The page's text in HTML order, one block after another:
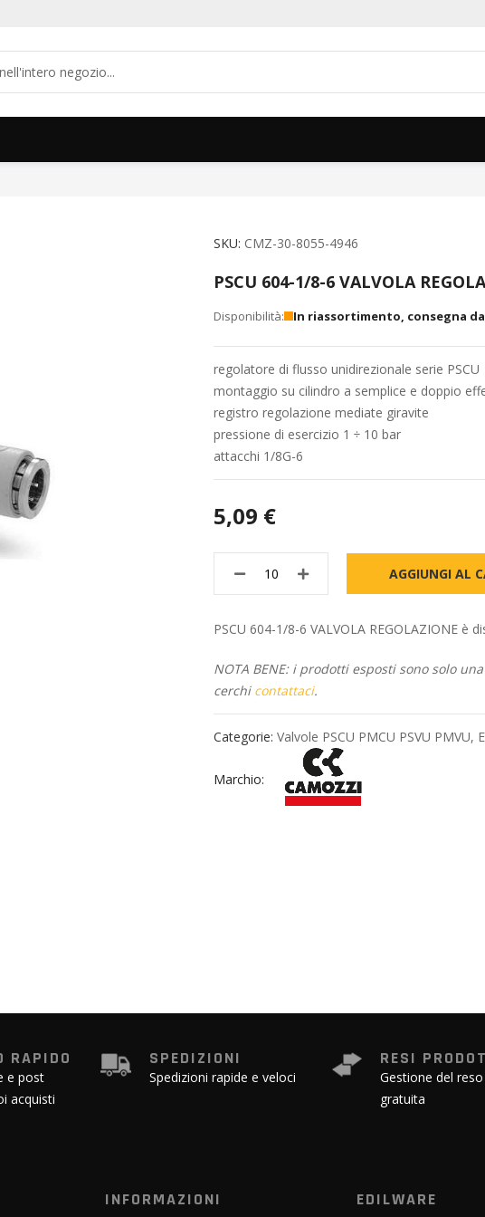
SKU CMZ-30-8055-4946
PSCU 604-1/8-6 VALVOLA
In riassortimento, consegna
regolatore di flusso unidirezionale serie PSCU
montaggio su cilindro a semplice e doppio
registro regolazione mediate giravite
pressione di esercizio 1 ÷ 10 bar
attacchi 1/8G-6
5,09 €
AGGIUNGI AL
PSCU 604-1/8-6 VALVOLA REGOLAZIONE è
NOTA BENE: i prodotti esposti sono solo
cerchi contattaci.
Categorie:Valvole PSCU PMCU PSVU PMVU,
Marchio:
RAPIDO
e post
acquisti
SPEDIZIONI
Spedizioni rapide e veloci
RESI
Gestione del
gratuita
INFORMAZIONI EDILWARE